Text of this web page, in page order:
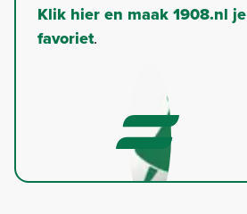
Klik hier en maak 1908.nl je
favoriet.